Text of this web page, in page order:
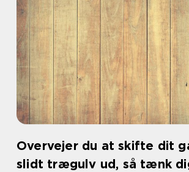
Overvejer du at skifte dit
slidt trægulv ud, så tænk